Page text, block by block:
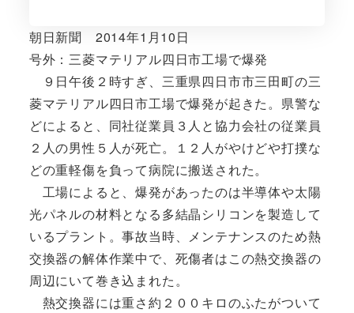
朝日新聞 2014年1月10日
号外：三菱マテリアル四日市工場で爆発
９日午後２時すぎ、三重県四日市市三田町の三
菱マテリアル四日市工場で爆発が起きた。県警な
どによると、同社従業員３人と協力会社の従業員
２人の男性５人が死亡。１２人がやけどや打撲な
どの重軽傷を負って病院に搬送された。
工場によると、爆発があったのは半導体や太陽
光パネルの材料となる多結晶シリコンを製造して
いるプラント。事故当時、メンテナンスのため熱
交換器の解体作業中で、死傷者はこの熱交換器の
周辺にいて巻き込まれた。
熱交換器には重さ約２００キロのふたがついて